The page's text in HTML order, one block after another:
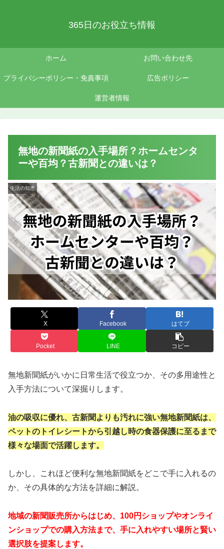
365日のお役立ち情報
ホーム お問い合わせ先
プライバシーポリシー・免責事項 広告ポリシー
運営者情報
無地の新聞紙の入手場所？ホームセンタ
ーや百均？古新聞との違いは？
生活の知恵
X Facebook はてブ
Pocket LINE コピー
無地新聞紙がいかに日常生活で役立つか、その多用途性と
入手方法について深掘りします。
油の吸収に優れ、古新聞よりも汚れに強い無地新聞紙は、
ペットのトイレシートから引越し時の食器保護に至るまで
様々な場面で活躍します。
しかし、これほど便利な無地新聞紙をどこで手に入れるの
か、その具体的な方法を詳細に解説。
地域の新聞販売所からはじめ、100円ショップやオンライ
ンショップでの購入方法まで、手に入れやすい場所と賢い
選択肢を提案します。